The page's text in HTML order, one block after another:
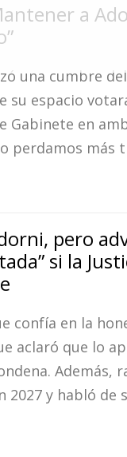
a
una cumbre
su espacio
Gabinete en
perdamos más
pero
si la
confía en la
aclaró que lo
Además,
2027 y habló